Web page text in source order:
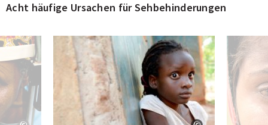
Acht häufige Ursachen für Sehbehinderungen